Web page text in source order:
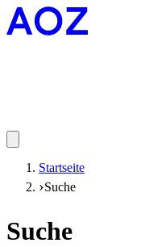
Startseite
Suche
Suche